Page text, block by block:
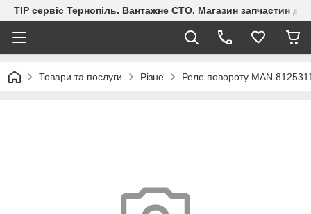
ТІР сервіс Тернопіль. Вантажне СТО. Магазин запчастин
Товари та послуги Різне Реле повороту MAN